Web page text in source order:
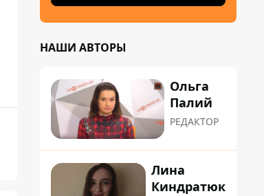
НАШИ АВТОРЫ
Ольга
Палий
РЕДАКТОР
Лина
Киндратюк